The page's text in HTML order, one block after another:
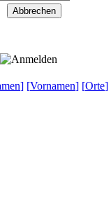
] [Vornamen] [Orte]